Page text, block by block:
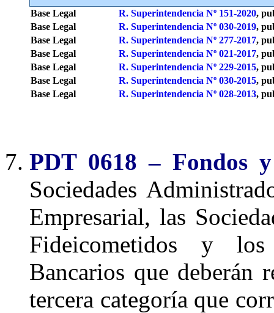
Base Legal R. Superintendencia Nº 151-2020,
Base Legal
R. Superintendencia Nº 030-2019,
Base Legal
R. Superintendencia Nº 277-2017,
Base Legal
R. Superintendencia Nº 021-2017,
Base Legal
R. Superintendencia Nº 229-2015,
Base Legal
R. Superintendencia Nº 030-2015,
Base Legal
R. Superintendencia Nº 028-2013,
PDT 0618 – Fondos
Sociedades
Empresarial, las
Fideicometidos y
Bancarios que deberán
tercera categoría que